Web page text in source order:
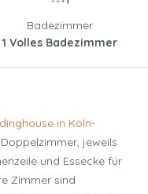
Badezimmer
1 Volles Badezimmer
in Köln-
jeweils
und Essecke für
Zimmer sind